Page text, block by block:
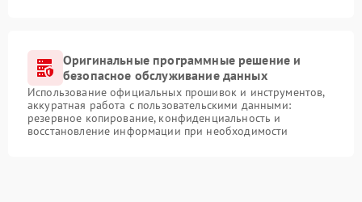
Оригинальные программные решение и
безопасное обслуживание данных
Использование официальных прошивок и инструментов,
аккуратная работа с пользовательскими данными:
резервное копирование, конфиденциальность и
восстановление информации при необходимости